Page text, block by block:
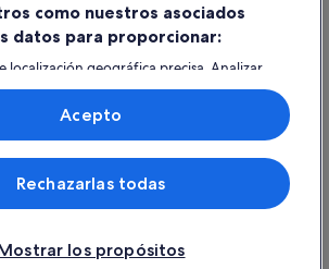
internacionales
una empresa de Expedia Group. Todos los
Expedia y el logotipo de Expedia son marcas
comerciales registradas de Expedia, Inc.
como nuestros asociados
datos para proporcionar:
localización geográfica precisa. Analizar
características del dispositivo para su
la información en un dispositivo
Publicidad y contenido personalizados,
y contenido, investigación de
de servicios.
(proveedores)
los propósitos
Rechazarlas todas
Acepto